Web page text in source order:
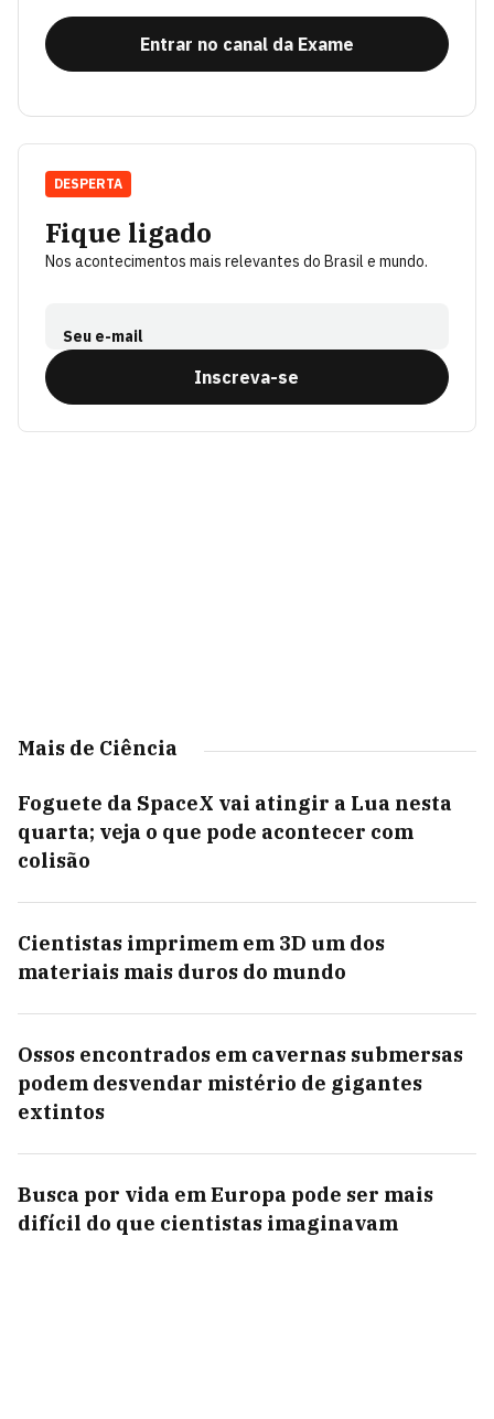
Entrar no canal da Exame
Fique ligado
Nos acontecimentos mais relevantes do Brasil e mundo.
Seu e-mail
Inscreva-se
DESPERTA
Mais de Ciência
Foguete da SpaceX vai atingir a Lua nesta
quarta; veja o que pode acontecer com
colisão
Cientistas imprimem em 3D um dos
materiais mais duros do mundo
Ossos encontrados em cavernas submersas
podem desvendar mistério de gigantes
extintos
Busca por vida em Europa pode ser mais
difícil do que cientistas imaginavam